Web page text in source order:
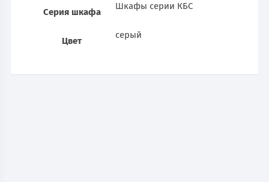
Серия шкафа
Шкафы серии КБС
Цвет
серый